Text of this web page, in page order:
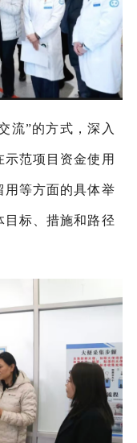
流”的方式，深入
范项目资金使用
用等方面的具体举
目标、措施和路径